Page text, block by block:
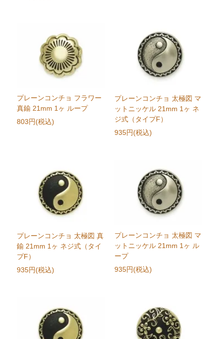
プレーンコンチョ フラワー
真鍮 21mm 1ヶ ループ
803円(税込)
プレーンコンチョ 太極図 マ
ットニッケル 21mm 1ヶ ネ
ジ式（タイプF）
935円(税込)
プレーンコンチョ 太極図 真
鍮 21mm 1ヶ ネジ式（タイ
プF）
935円(税込)
プレーンコンチョ 太極図 マ
ットニッケル 21mm 1ヶ ル
ープ
935円(税込)